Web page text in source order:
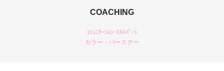
COACHING
ｺﾐｭﾆｹｰｼｮﾝ･ｴｷｽﾊﾟｰﾄ
カラー・バースデー